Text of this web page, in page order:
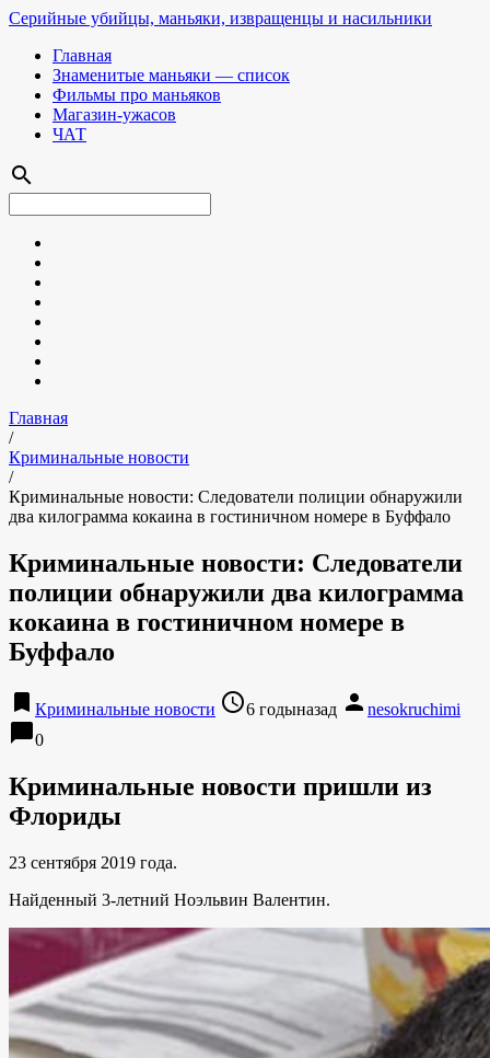
Серийные убийцы, маньяки, извращенцы и насильники
Главная
Знаменитые маньяки — список
Фильмы про маньяков
Магазин-ужасов
ЧАТ
search
Главная
/
Криминальные новости
/
Криминальные новости: Следователи полиции обнаружили
два килограмма кокаина в гостиничном номере в Буффало
Криминальные новости: Следователи
полиции обнаружили два килограмма
кокаина в гостиничном номере в
Буффало
bookmark Криминальные новости access_time6 годыназад person nesokruchimi
chat_bubble0
Криминальные новости пришли из
Флориды
23 сентября 2019 года.
Найденный 3-летний Ноэльвин Валентин.